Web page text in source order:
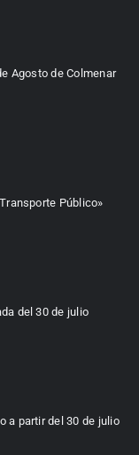
Agosto de Colmenar
Público»
del 30 de julio
a partir del 30 de julio